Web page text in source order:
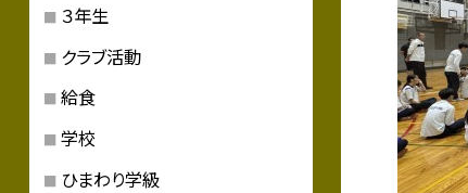
３年生
クラブ活動
給食
学校
ひまわり学級